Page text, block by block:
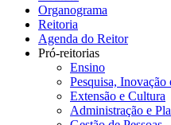
Organograma
Reitoria
Agenda do Reitor
Pró-reitorias
Ensino
Pesquisa, Inovação
Extensão e Cultura
Administração e